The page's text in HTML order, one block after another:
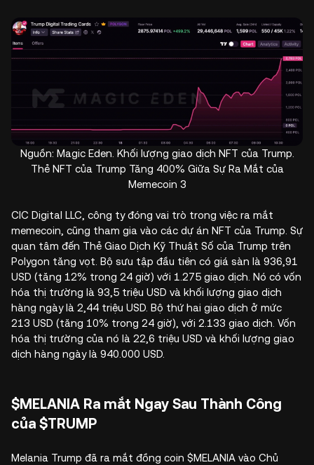
Nguồn: Magic Eden. Khối lượng giao dịch NFT của Trump.
Thẻ NFT của Trump Tăng 400% Giữa Sự Ra Mắt của
Memecoin 3
CIC Digital LLC, công ty đóng vai trò trong việc ra mắt
memecoin, cũng tham gia vào các dự án NFT của Trump. Sự
quan tâm đến Thẻ Giao Dịch Kỹ Thuật Số của Trump trên
Polygon tăng vọt. Bộ sưu tập đầu tiên có giá sàn là 936,91
USD (tăng 12% trong 24 giờ) với 1.275 giao dịch. Nó có vốn
hóa thị trường là 93,5 triệu USD và khối lượng giao dịch
hàng ngày là 2,44 triệu USD. Bộ thứ hai giao dịch ở mức
213 USD (tăng 10% trong 24 giờ), với 2.133 giao dịch. Vốn
hóa thị trường của nó là 22,6 triệu USD và khối lượng giao
dịch hàng ngày là 940.000 USD.
$MELANIA Ra mắt Ngay Sau Thành Công
của $TRUMP
Melania Trump đã ra mắt đồng coin $MELANIA vào Chủ